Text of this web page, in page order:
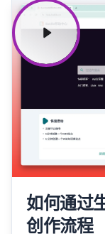
如何通过
创作流程